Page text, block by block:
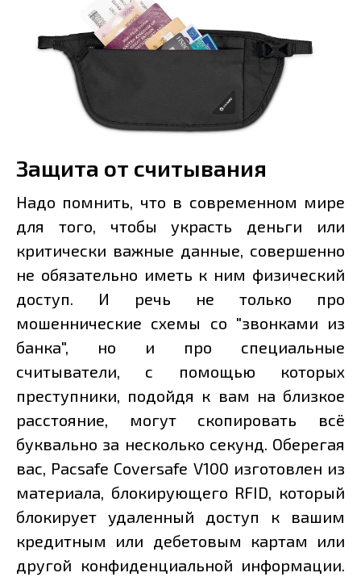
Защита от считывания
Надо помнить, что в современном мире
для того, чтобы украсть деньги или
критически важные данные, совершенно
не обязательно иметь к ним физический
доступ. И речь не только про
мошеннические схемы со "звонками из
банка", но и про специальные
считыватели, с помощью которых
преступники, подойдя к вам на близкое
расстояние, могут скопировать всё
буквально за несколько секунд. Оберегая
вас, Pacsafe Coversafe V100 изготовлен из
материала, блокирующего RFID, который
блокирует удаленный доступ к вашим
кредитным или дебетовым картам или
другой конфиденциальной информации.